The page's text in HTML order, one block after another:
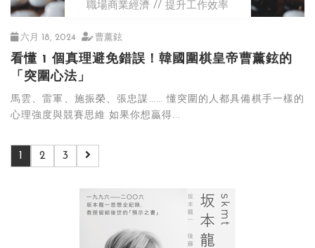
職場商業經濟 提升工作效率
六月 18, 2024 曹薰鉉
看懂 1 個真理避免錯誤！韓國圍棋皇帝曹薰鉉的
「突圍心法」
馬雲、雷軍、施振榮、張忠謀…… 懂突圍的人都具備棋手一樣的
心理強度與競賽思維 如果你想贏得...
1 2 3